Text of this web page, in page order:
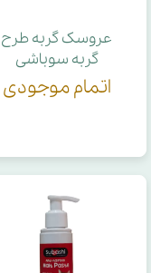
عروسک گربه طرح
گربه سوباشی
اتمام موجودی